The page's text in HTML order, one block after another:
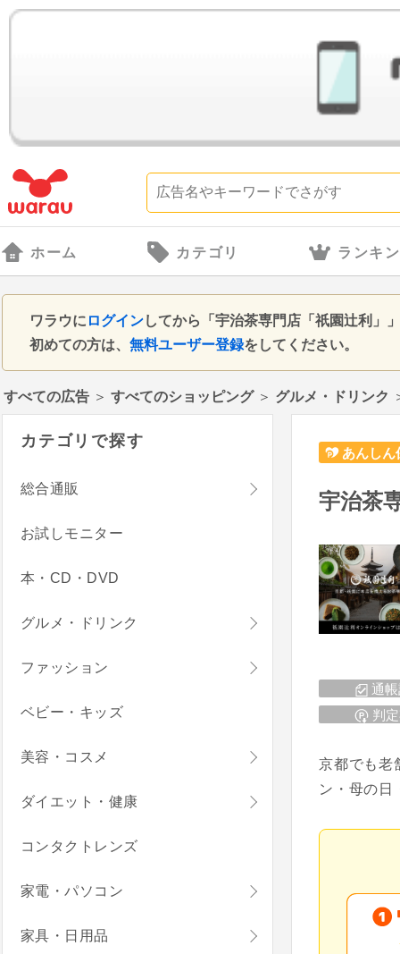
ホーム カテゴリ ランキ
ワラウに ログインしてから「宇治茶専門店「祇園辻利」
初めての方は、 無料ユーザー登録をしてください。
すべての広告 ＞ すべてのショッピング＞ グルメ・ドリンク
あんしん
宇治茶
通
判
京都でも老
ン・母の日
カテゴリで探す
総合通販
お試しモニター
本・CD・DVD
グルメ・ドリンク
ファッション
ベビー・キッズ
美容・コスメ
ダイエット・健康
コンタクトレンズ
家電・パソコン
家具・日用品